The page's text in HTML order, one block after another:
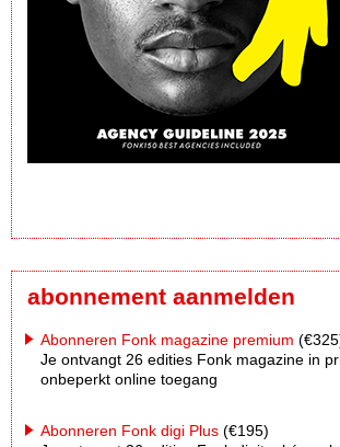
abonnement aanmelden
Abonneren Fonk magazine premium
Je ontvangt 26 edities Fonk magazine in
onbeperkt online toegang
Abonneren Fonk digi Plus (€195)